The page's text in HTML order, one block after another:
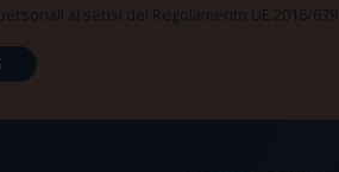
ai sensi del Regolamento UE 2016/679